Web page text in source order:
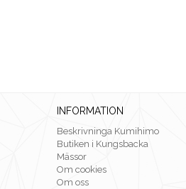
INFORMATION
Beskrivninga Kumihimo
Butiken i Kungsbacka
Mässor
Om cookies
Om oss